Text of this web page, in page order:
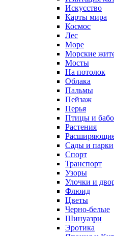
Искусство
Карты мира
Космос
Лес
Море
Морские
Мосты
На потолок
Облака
Пальмы
Пейзаж
Перья
Птицы и
Растения
Сады и парки
Спорт
Транспорт
Узоры
Улочки и
Флюид
Цветы
Черно-белые
Шинуазри
Эротика